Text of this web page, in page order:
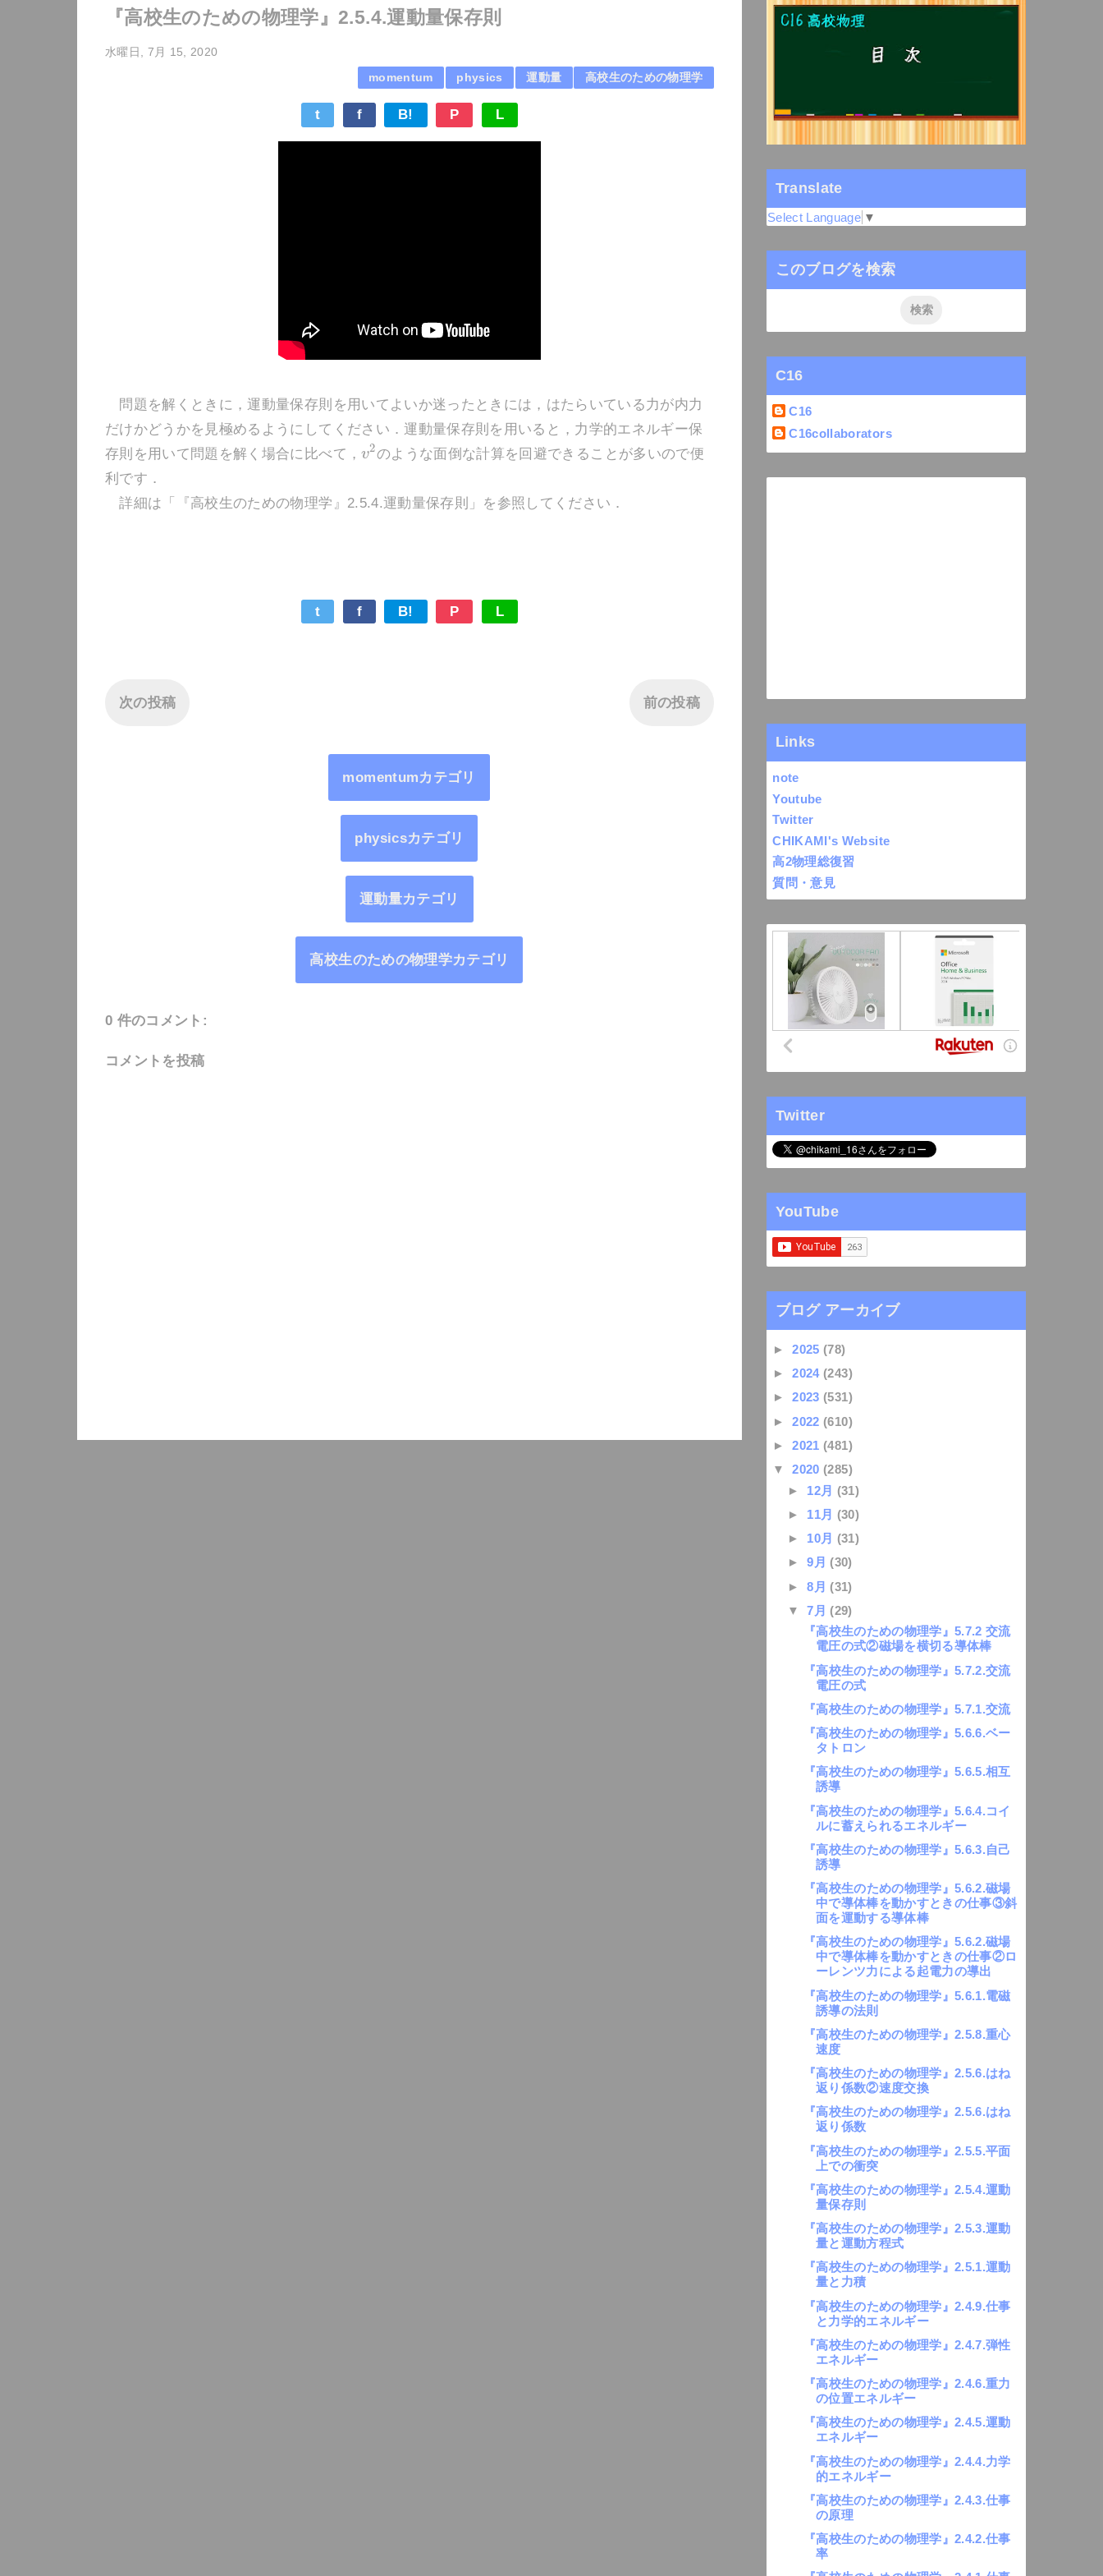
『高校生のための物理学』2.5.4.運動量保存則
水曜日, 7月 15, 2020
momentum physics 運動量 高校生のための物理学
t f B! P L
問題を解くときに，運動量保存則を用いてよいか迷ったときには，はたらいている力が内力
だけかどうかを見極めるようにしてください．運動量保存則を用いると，力学的エネルギー保
存則を用いて問題を解く場合に比べて，v2のような面倒な計算を回避できることが多いので便
利です．
詳細は「『高校生のための物理学』2.5.4.運動量保存則」を参照してください．
t f B! P L
次の投稿 前の投稿
momentumカテゴリ
physicsカテゴリ
運動量カテゴリ
高校生のための物理学カテゴリ
0 件のコメント:
コメントを投稿
Translate
Select Language ▼
このブログを検索
C16
C16
C16collaborators
Links
note
Youtube
Twitter
CHIKAMI's Website
高2物理総復習
質問・意見
Twitter
YouTube
ブログ アーカイブ
►2025 (78)
►2024 (243)
►2023 (531)
►2022 (610)
►2021 (481)
▼2020 (285)
► 12月 (31)
► 11月 (30)
► 10月 (31)
►9月 (30)
►8月 (31)
▼7月 (29)
『高校生のための物理学』5.7.2 交流
電圧の式②磁場を横切る導体棒
『高校生のための物理学』5.7.2.交流
電圧の式
『高校生のための物理学』5.7.1.交流
『高校生のための物理学』5.6.6.ベー
タトロン
『高校生のための物理学』5.6.5.相互
誘導
『高校生のための物理学』5.6.4.コイ
ルに蓄えられるエネルギー
『高校生のための物理学』5.6.3.自己
誘導
『高校生のための物理学』5.6.2.磁場
中で導体棒を動かすときの仕事③斜
面を運動する導体棒
『高校生のための物理学』5.6.2.磁場
中で導体棒を動かすときの仕事②ロ
ーレンツ力による起電力の導出
『高校生のための物理学』5.6.1.電磁
誘導の法則
『高校生のための物理学』2.5.8.重心
速度
『高校生のための物理学』2.5.6.はね
返り係数②速度交換
『高校生のための物理学』2.5.6.はね
返り係数
『高校生のための物理学』2.5.5.平面
上での衝突
『高校生のための物理学』2.5.4.運動
量保存則
『高校生のための物理学』2.5.3.運動
量と運動方程式
『高校生のための物理学』2.5.1.運動
量と力積
『高校生のための物理学』2.4.9.仕事
と力学的エネルギー
『高校生のための物理学』2.4.7.弾性
エネルギー
『高校生のための物理学』2.4.6.重力
の位置エネルギー
『高校生のための物理学』2.4.5.運動
エネルギー
『高校生のための物理学』2.4.4.力学
的エネルギー
『高校生のための物理学』2.4.3.仕事
の原理
『高校生のための物理学』2.4.2.仕事
率